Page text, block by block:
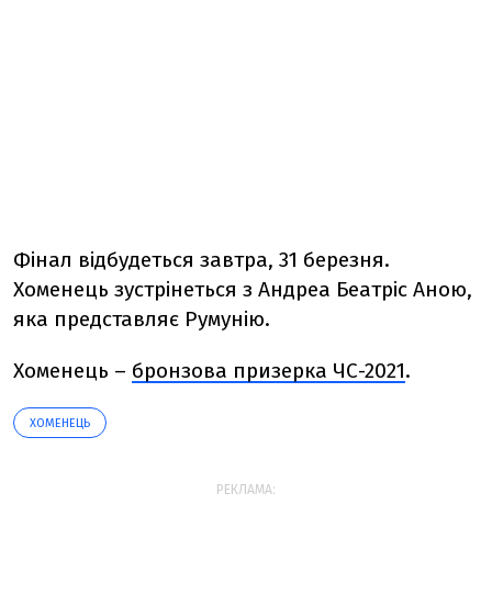
Фінал відбудеться завтра, 31 березня.
Хоменець зустрінеться з Андреа Беатріс Аною,
яка представляє Румунію.
Хоменець – бронзова призерка ЧС-2021.
ХОМЕНЕЦЬ
РЕКЛАМА: